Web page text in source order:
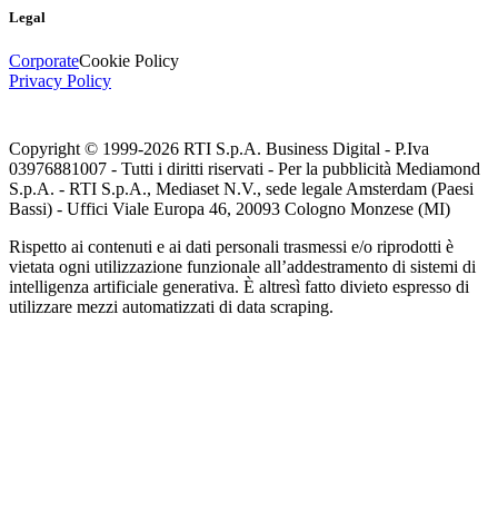
Legal
CorporateCookie Policy
Privacy Policy
Copyright © 1999-2026 RTI S.p.A. Business Digital - P.Iva
03976881007 - Tutti i diritti riservati - Per la pubblicità Mediamond
S.p.A. - RTI S.p.A., Mediaset N.V., sede legale Amsterdam (Paesi
Bassi) - Uffici Viale Europa 46, 20093 Cologno Monzese (MI)
Rispetto ai contenuti e ai dati personali trasmessi e/o riprodotti è
vietata ogni utilizzazione funzionale all’addestramento di sistemi di
intelligenza artificiale generativa. È altresì fatto divieto espresso di
utilizzare mezzi automatizzati di data scraping.